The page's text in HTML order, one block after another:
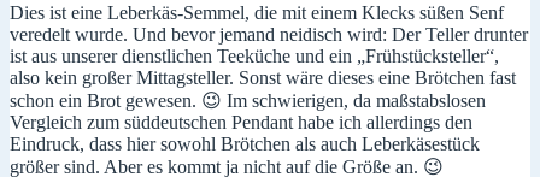
Dies ist eine Leberkäs-Semmel, die mit einem Klecks süßen Senf
veredelt wurde. Und bevor jemand neidisch wird: Der Teller drunter
ist aus unserer dienstlichen Teeküche und ein „Frühstücksteller“,
also kein großer Mittagsteller. Sonst wäre dieses eine Brötchen fast
schon ein Brot gewesen. 😉 Im schwierigen, da maßstabslosen
Vergleich zum süddeutschen Pendant habe ich allerdings den
Eindruck, dass hier sowohl Brötchen als auch Leberkäsestück
größer sind. Aber es kommt ja nicht auf die Größe an. 😉